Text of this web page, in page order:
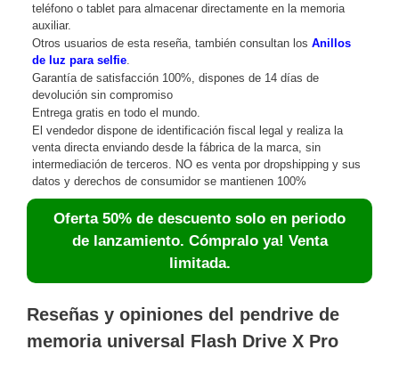
teléfono o tablet para almacenar directamente en la memoria
auxiliar.
Otros usuarios de esta reseña, también consultan los Anillos
de luz para selfie.
Garantía de satisfacción 100%, dispones de 14 días de
devolución sin compromiso
Entrega gratis en todo el mundo.
El vendedor dispone de identificación fiscal legal y realiza la
venta directa enviando desde la fábrica de la marca, sin
intermediación de terceros. NO es venta por dropshipping y sus
datos y derechos de consumidor se mantienen 100%
Oferta 50% de descuento solo en periodo
de lanzamiento. Cómpralo ya! Venta
limitada.
Reseñas y opiniones del pendrive de
memoria universal Flash Drive X Pro